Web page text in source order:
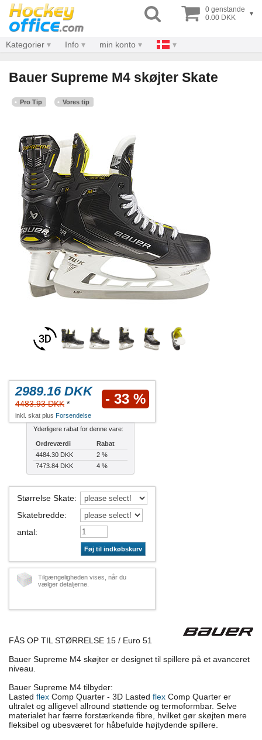
0 genstande
0.00 DKK
▾
Kategorier Info min konto
Bauer Supreme M4 skøjter Skate
Pro Tip Vores tip
2989.16 DKK
4483.93 DKK * - 33 %
inkl. skat plus Forsendelse
Yderligere rabat for denne vare:
Ordreværdi
Rabat
4484.30 DKK
2 %
7473.84 DKK
4 %
Størrelse Skate:
Skatebredde:
antal:
Føj til indkøbskurv
Tilgængeligheden vises, når du
vælger detaljerne.
FÅS OP TIL STØRRELSE 15 / Euro 51
Bauer Supreme M4 skøjter er designet til spillere på et avanceret
niveau.
Bauer Supreme M4 tilbyder:
Lasted flex Comp Quarter - 3D Lasted flex Comp Quarter er
ultralet og alligevel allround støttende og termoformbar. Selve
materialet har færre forstærkende fibre, hvilket gør skøjten mere
fleksibel og ubesværet for håbefulde højtydende spillere.